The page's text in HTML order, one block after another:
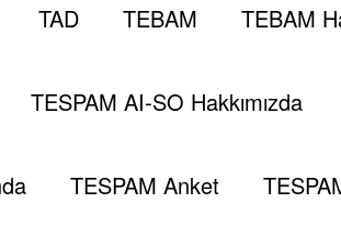
TAD TEBAM TEBAM
TESPAM AI-SO Hakkımızda
TESPAM Anket